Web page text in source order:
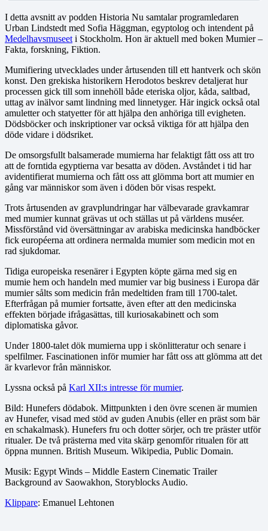
I detta avsnitt av podden Historia Nu samtalar programledaren
Urban Lindstedt med Sofia Häggman, egyptolog och intendent på
Medelhavsmuseet i Stockholm. Hon är aktuell med boken Mumier –
Fakta, forskning, Fiktion.
Mumifiering utvecklades under årtusenden till ett hantverk och skön
konst. Den grekiska historikern Herodotos beskrev detaljerat hur
processen gick till som innehöll både eteriska oljor, kåda, saltbad,
uttag av inälvor samt lindning med linnetyger. Här ingick också otal
amuletter och statyetter för att hjälpa den anhöriga till evigheten.
Dödsböcker och inskriptioner var också viktiga för att hjälpa den
döde vidare i dödsriket.
De omsorgsfullt balsamerade mumierna har felaktigt fått oss att tro
att de forntida egyptierna var besatta av döden. Avståndet i tid har
avidentifierat mumierna och fått oss att glömma bort att mumier en
gång var människor som även i döden bör visas respekt.
Trots årtusenden av gravplundringar har välbevarade gravkamrar
med mumier kunnat grävas ut och ställas ut på världens muséer.
Missförstånd vid översättningar av arabiska medicinska handböcker
fick européerna att ordinera nermalda mumier som medicin mot en
rad sjukdomar.
Tidiga europeiska resenärer i Egypten köpte gärna med sig en
mumie hem och handeln med mumier var big business i Europa där
mumier sålts som medicin från medeltiden fram till 1700-talet.
Efterfrågan på mumier fortsatte, även efter att den medicinska
effekten började ifrågasättas, till kuriosakabinett och som
diplomatiska gåvor.
Under 1800-talet dök mumierna upp i skönlitteratur och senare i
spelfilmer. Fascinationen inför mumier har fått oss att glömma att det
är kvarlevor från människor.
Lyssna också på Karl XII:s intresse för mumier.
Bild: Hunefers dödabok. Mittpunkten i den övre scenen är mumien
av Hunefer, visad med stöd av guden Anubis (eller en präst som bär
en schakalmask). Hunefers fru och dotter sörjer, och tre präster utför
ritualer. De två prästerna med vita skärp genomför ritualen för att
öppna munnen. British Museum. Wikipedia, Public Domain.
Musik: Egypt Winds – Middle Eastern Cinematic Trailer
Background av Saowakhon, Storyblocks Audio.
Klippare: Emanuel Lehtonen